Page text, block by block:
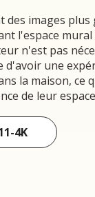
images plus
l'espace
n'est pas
une
la maison, ce
de leur
4K